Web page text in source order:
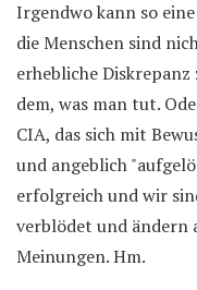
Irgendwo kann so
die Menschen sind
erhebliche
dem, was man tut.
CIA, das sich mit
und angeblich
erfolgreich und wir
verblödet und ändern
Meinungen. Hm.